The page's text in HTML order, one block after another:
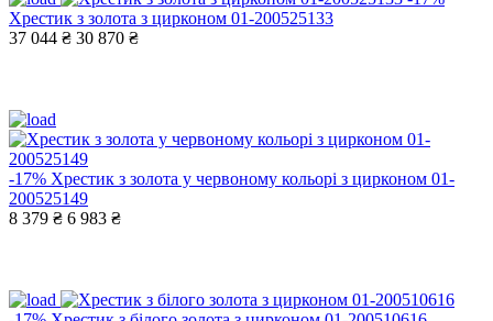
Хрестик з золота з цирконом 01-200525133
37 044 ₴ 30 870 ₴
-17% Хрестик з золота у червоному кольорі з цирконом 01-
200525149
8 379 ₴ 6 983 ₴